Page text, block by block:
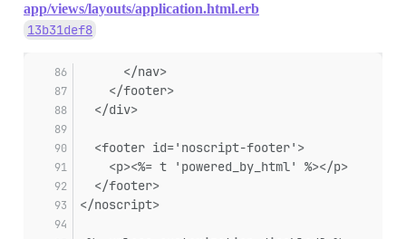
app/views/layouts/application.html.erb
13b31def8
      </nav>
    </footer>
  </div>
  <footer id='noscript-footer'>
    <p><%= t 'powered_by_html' %></p>
  </footer>
</noscript>